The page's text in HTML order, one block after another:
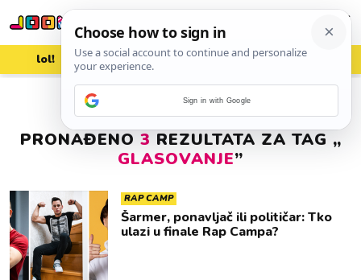
lol! aww vrh! woot?!
PRONAĐENO 3 REZULTATA ZA TAG „
GLASOVANJE”
RAP CAMP
Šarmer, ponavljač ili političar: Tko
ulazi u finale Rap Campa?
Sign in with Google